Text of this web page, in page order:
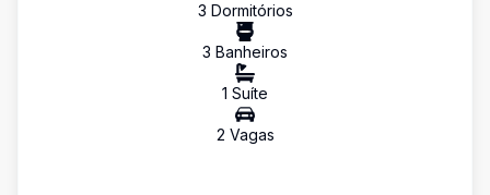
3 Dormitórios
3 Banheiros
1 Suíte
2 Vagas